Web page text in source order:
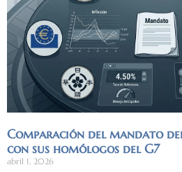
Comparación del mandato
con sus homólogos del G7
abril 1, 2026